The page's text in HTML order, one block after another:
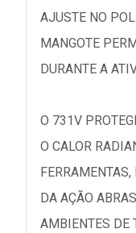
AJUSTE NO
MANGOTE
DURANTE A
O 731V
O CALOR
DA AÇÃO
AMBIENTES DE